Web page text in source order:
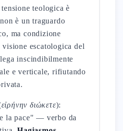
teologica è
è un traguardo
ma condizione
escatologica del
inscindibilmente
e verticale, rifiutando
εἰρήνην διώκετε):
la pace" — verbo da